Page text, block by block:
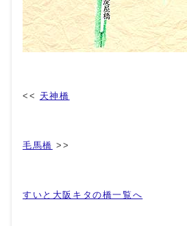
<< 天神橋
毛馬橋 >>
すいと大阪キタの橋一覧へ